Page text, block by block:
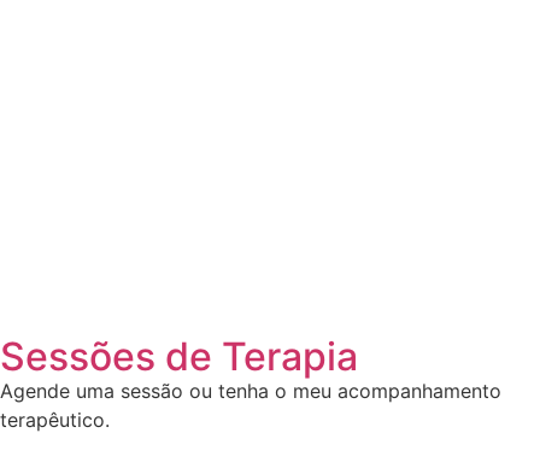
Sessões de Terapia
Agende uma sessão ou tenha o meu acompanhamento
terapêutico.